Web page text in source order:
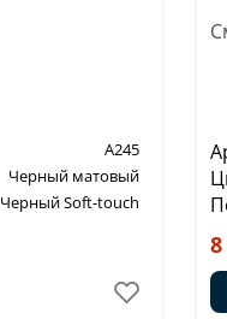
A245
Черный матовый
Черный Soft-touch